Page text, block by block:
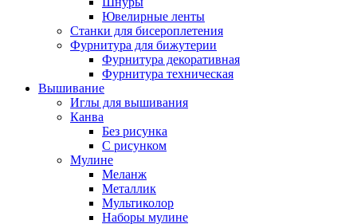
Ювелирные ленты
Станки для бисероплетения
Фурнитура для бижутерии
Фурнитура декоративная
Фурнитура техническая
Вышивание
Иглы для вышивания
Канва
Без рисунка
С рисунком
Мулине
Меланж
Металлик
Мультиколор
Наборы мулине